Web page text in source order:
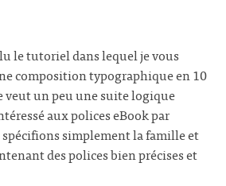
le tutoriel dans lequel je vous
composition typographique en 10
veut un peu une suite logique
aux polices eBook par
simplement la famille et
des polices bien précises et